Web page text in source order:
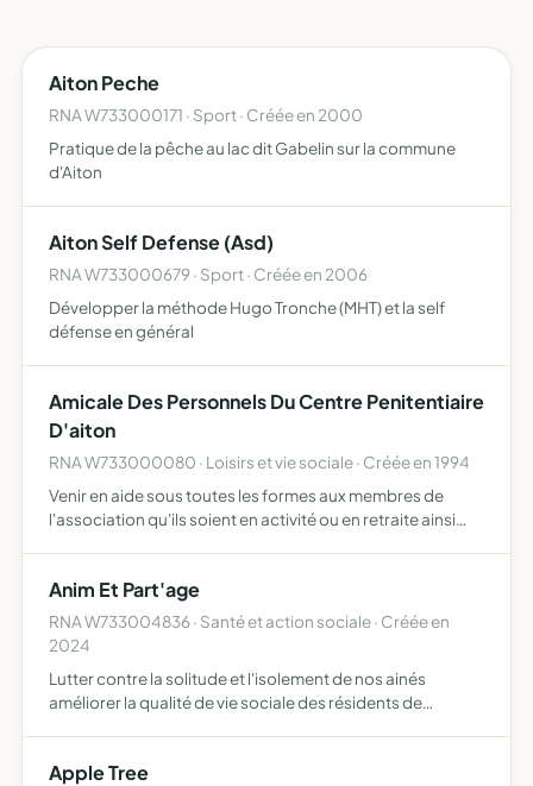
Aiton Peche
RNA W733000171 · Sport · Créée en 2000
Pratique de la pêche au lac dit Gabelin sur la commune
d'Aiton
Aiton Self Defense (Asd)
RNA W733000679 · Sport · Créée en 2006
Développer la méthode Hugo Tronche (MHT) et la self
défense en général
Amicale Des Personnels Du Centre Penitentiaire
D'aiton
RNA W733000080 · Loisirs et vie sociale · Créée en 1994
Venir en aide sous toutes les formes aux membres de
l'association qu'ils soient en activité ou en retraite ainsi
Anim Et Part'age
RNA W733004836 · Santé et action sociale · Créée en
2024
Lutter contre la solitude et l'isolement de nos ainés
améliorer la qualité de vie sociale des résidents de
conserv…
Apple Tree